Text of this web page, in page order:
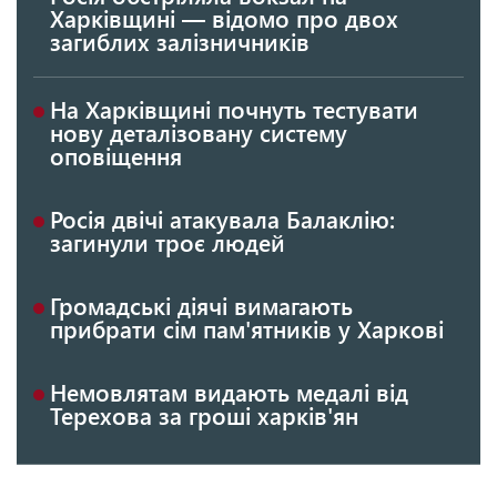
Харківщині — відомо про двох
загиблих залізничників
На Харківщині почнуть тестувати
нову деталізовану систему
оповіщення
Росія двічі атакувала Балаклію:
загинули троє людей
Громадські діячі вимагають
прибрати сім пам'ятників у Харкові
Немовлятам видають медалі від
Терехова за гроші харків'ян